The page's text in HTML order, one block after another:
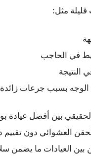
مثل:
في الحاجب
النتيجة
الوجه بسبب جرعات زائدة
بين أفضل عيادة
العشوائي دون تقييم
بين العيادات ما يضمن